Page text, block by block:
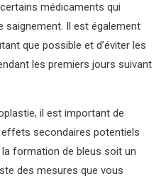
médicaments qui
saignement. Il est également
que possible et d’éviter les
les premiers jours suivant
il est important de
secondaires potentiels
formation de bleus soit un
des mesures que vous